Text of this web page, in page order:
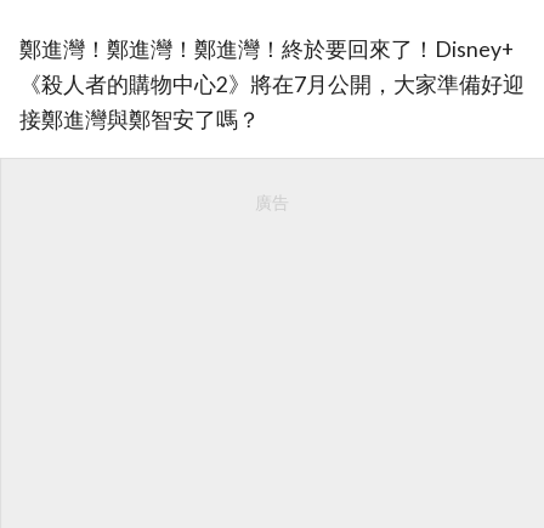
鄭進灣！鄭進灣！鄭進灣！終於要回來了！Disney+
《殺人者的購物中心2》將在7月公開，大家準備好迎
接鄭進灣與鄭智安了嗎？
廣告